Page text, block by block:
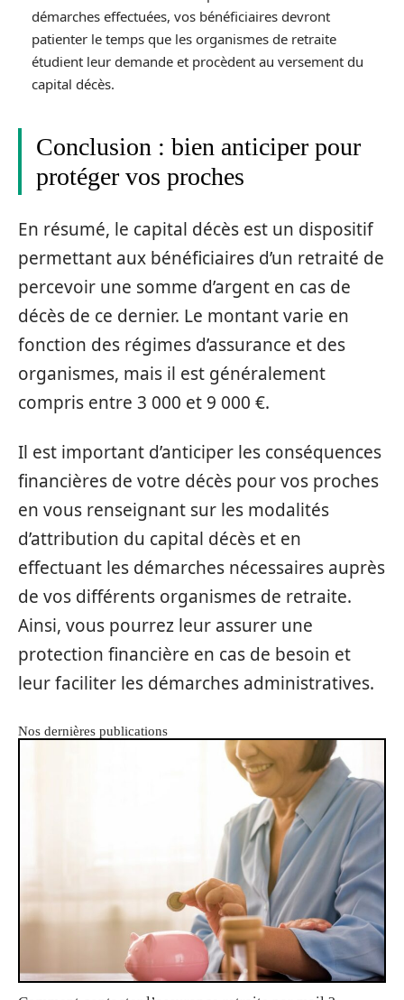
démarches effectuées, vos bénéficiaires devront
patienter le temps que les organismes de retraite
étudient leur demande et procèdent au versement du
capital décès.
Conclusion : bien anticiper pour
protéger vos proches
En résumé, le capital décès est un dispositif
permettant aux bénéficiaires d’un retraité de
percevoir une somme d’argent en cas de
décès de ce dernier. Le montant varie en
fonction des régimes d’assurance et des
organismes, mais il est généralement
compris entre 3 000 et 9 000 €.
Il est important d’anticiper les conséquences
financières de votre décès pour vos proches
en vous renseignant sur les modalités
d’attribution du capital décès et en
effectuant les démarches nécessaires auprès
de vos différents organismes de retraite.
Ainsi, vous pourrez leur assurer une
protection financière en cas de besoin et
leur faciliter les démarches administratives.
Nos dernières publications